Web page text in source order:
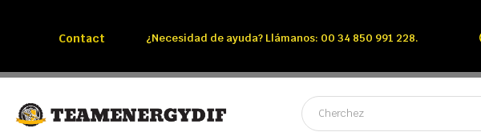
Contact ¿Necesidad de ayuda? Llámanos: 00 34 850 991 228.